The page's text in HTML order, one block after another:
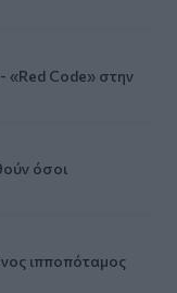
«Red Code» στην
όσοι
ιπποπόταμος